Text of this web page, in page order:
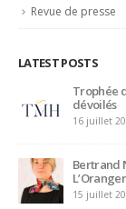
Revue de presse
LATEST POSTS
Trophée
dévoilés
16 juillet
Bertrand
15 juillet